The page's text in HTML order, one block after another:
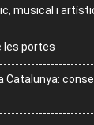
musical i
les portes
Catalunya: